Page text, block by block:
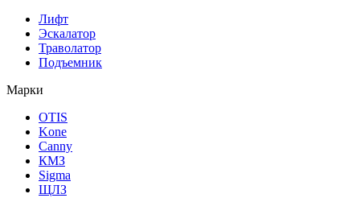
Лифт
Эскалатор
Траволатор
Подъемник
Марки
OTIS
Kone
Canny
КМЗ
Sigma
ЩЛЗ